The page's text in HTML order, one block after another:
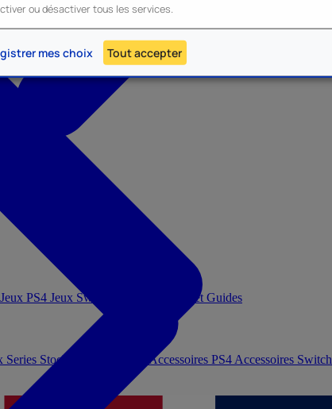
ou désactiver tous les services.
mes choix Tout accepter
Jeux PS4 Jeux Switch Livres et Guides
Series Stockage et Mémoire Accessoires PS4 Accessoires Switch